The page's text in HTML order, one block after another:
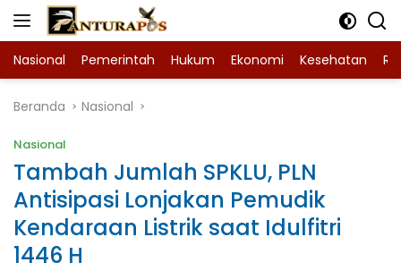
Langsung
Nasional Pemerintah Hukum Ekonomi Kesehatan
Beranda Nasional
Nasional
Tambah Jumlah SPKLU, PLN
Antisipasi Lonjakan Pemudik
Kendaraan Listrik saat Idulfitri
1446 H